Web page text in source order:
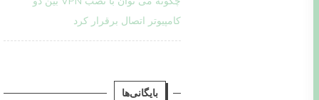
کامپیوتر اتصال برقرار کرد
بایگانی‌ها